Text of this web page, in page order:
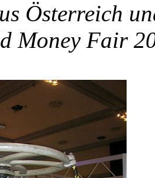
Österreich
Money Fair